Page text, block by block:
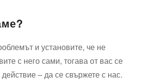
и установите, че не
с него сами, тогава от вас се
– да се свържете с нас.